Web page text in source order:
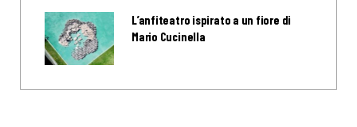
L’anfiteatro ispirato a un fiore di
Mario Cucinella